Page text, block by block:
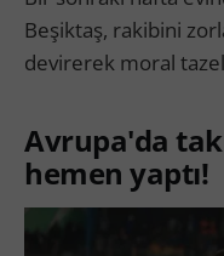
Beşiktaş, rakibini
devirerek moral
Avrupa'da
hemen yaptı!